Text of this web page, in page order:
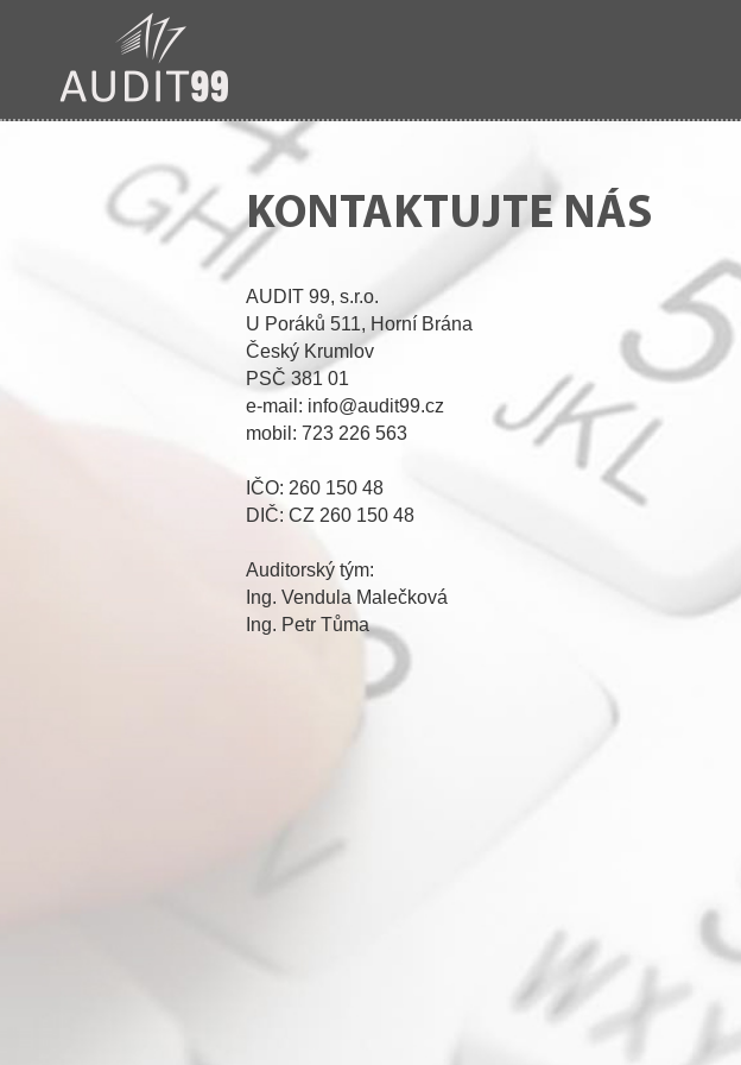
KONTAKTUJTE NÁS
AUDIT 99, s.r.o.
U Poráků 511, Horní Brána
Český Krumlov
PSČ 381 01
e-mail: info@audit99.cz
mobil: 723 226 563
IČO: 260 150 48
DIČ: CZ 260 150 48
Auditorský tým:
Ing. Vendula Malečková
Ing. Petr Tůma